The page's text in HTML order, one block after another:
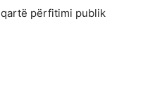
përfitimi publik